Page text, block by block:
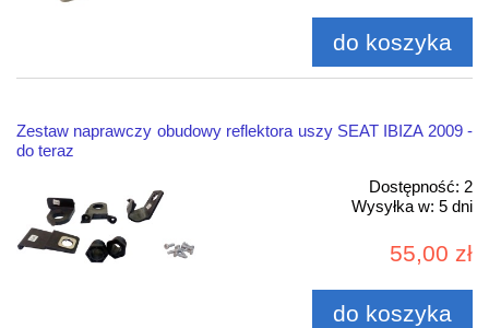
do koszyka
Zestaw naprawczy obudowy reflektora uszy SEAT IBIZA 2009 -
do teraz
Dostępność: 2
Wysyłka w: 5 dni
55,00 zł
do koszyka